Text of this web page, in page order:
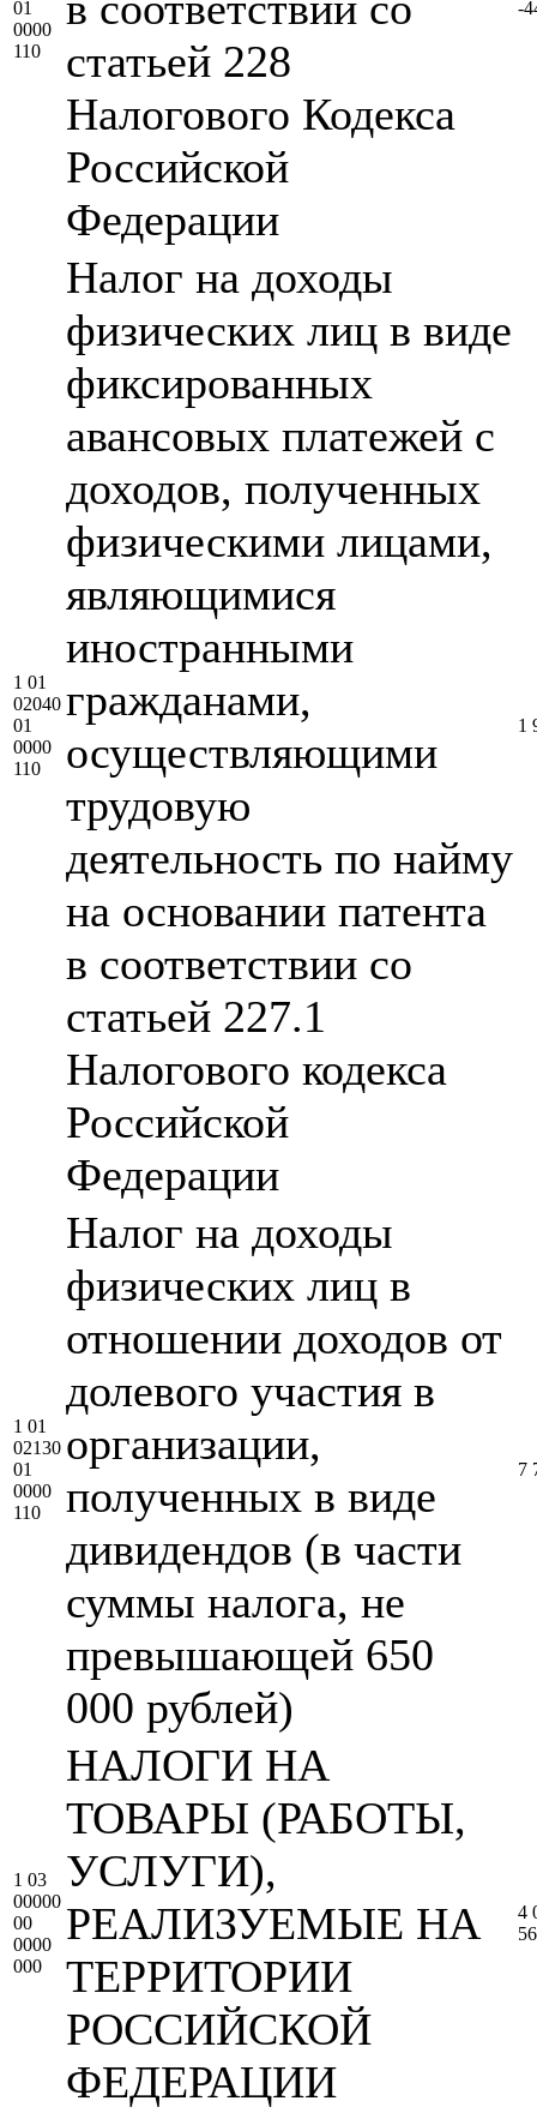
01
0000
110
статьей 228
Налогового Кодекса
Российской
Федерации
-
1 01
02040
01
0000
110
Налог на доходы
физических лиц в виде
фиксированных
авансовых платежей с
доходов, полученных
физическими лицами,
являющимися
иностранными
гражданами,
осуществляющими
трудовую
деятельность по найму
на основании патента
в соответствии со
статьей 227.1
Налогового кодекса
Российской
Федерации
1
1 01
02130
01
0000
110
Налог на доходы
физических лиц в
отношении доходов от
долевого участия в
организации,
полученных в виде
дивидендов (в части
суммы налога, не
превышающей 650
000 рублей)
7
1 03
00000
00
0000
000
НАЛОГИ НА
ТОВАРЫ (РАБОТЫ,
УСЛУГИ),
РЕАЛИЗУЕМЫЕ НА
ТЕРРИТОРИИ
РОССИЙСКОЙ
ФЕДЕРАЦИИ
4